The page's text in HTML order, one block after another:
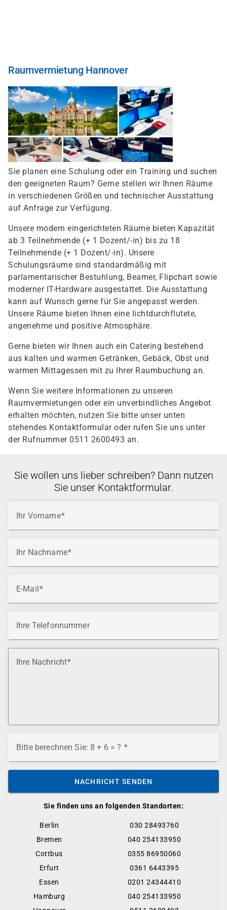
Raumvermietung Hannover
Sie planen eine Schulung oder ein Training und suchen
den geeigneten Raum? Gerne stellen wir Ihnen Räume
in verschiedenen Größen und technischer Ausstattung
auf Anfrage zur Verfügung.
Unsere modern eingerichteten Räume bieten Kapazität
ab 3 Teilnehmende (+ 1 Dozent/-in) bis zu 18
Teilnehmende (+ 1 Dozent/-in). Unsere
Schulungsräume sind standardmäßig mit
parlamentarischer Bestuhlung, Beamer, Flipchart sowie
moderner IT-Hardware ausgestattet. Die Ausstattung
kann auf Wunsch gerne für Sie angepasst werden.
Unsere Räume bieten Ihnen eine lichtdurchflutete,
angenehme und positive Atmosphäre.
Gerne bieten wir Ihnen auch ein Catering bestehend
aus kalten und warmen Getränken, Gebäck, Obst und
warmen Mittagessen mit zu Ihrer Raumbuchung an.
Wenn Sie weitere Informationen zu unseren
Raumvermietungen oder ein unverbindliches Angebot
erhalten möchten, nutzen Sie bitte unser unten
stehendes Kontaktformular oder rufen Sie uns unter
der Rufnummer 0511 2600493 an.
Sie finden uns an folgenden Standorten:
Berlin
030 28493760
Bremen
040 254133950
Cottbus
0355 86950060
Erfurt
0361 6443395
Essen
0201 24344410
Hamburg
040 254133950
Sie wollen uns lieber schreiben? Dann nutzen
Sie unser Kontaktformular.
Ihr Vorname
Ihr Nachname
E-Mail
Ihre Telefonnummer
Ihre Nachricht
Bitte berechnen Sie: 8 + 6 = ?
NACHRICHT SENDEN